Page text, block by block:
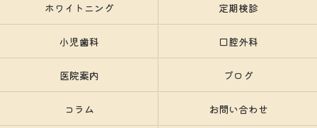
ホワイトニング 定期検診
小児歯科 口腔外科
医院案内 ブログ
コラム お問い合わせ